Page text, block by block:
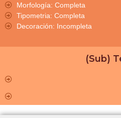
Morfología: Completa
Tipometria: Completa
Decoración: Incompleta
(Sub)